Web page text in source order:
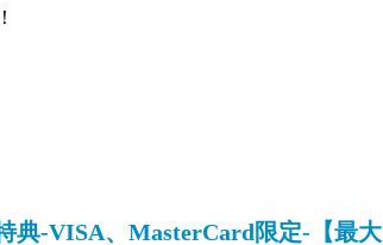
！
典-VISA、MasterCard限定-【最大